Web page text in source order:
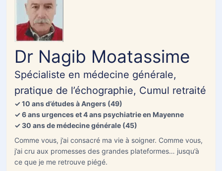
Analyser (GPT-4o Vision activé)
Dr Nagib Moatassime
Spécialiste en médecine générale,
pratique de l’échographie, Cumul retraité
✓ 10 ans d’études à Angers (49)
✓ 6 ans urgences et 4 ans psychiatrie en Mayenne
✓ 30 ans de médecine générale (45)
Comme vous, j’ai consacré ma vie à soigner. Comme vous,
j’ai cru aux promesses des grandes plateformes… jusqu’à
ce que je me retrouve piégé.